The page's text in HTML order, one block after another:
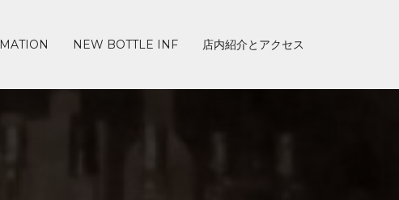
NEW BOTTLE INF 店内紹介とアクセス